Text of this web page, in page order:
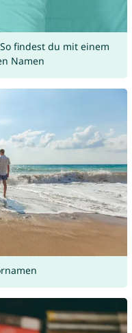
findest du mit einem
Namen